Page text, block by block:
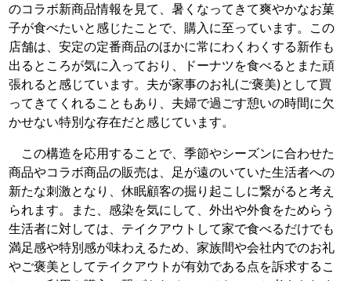
のコラボ新商品情報を見て、暑くなってきて爽やかなお菓
子が食べたいと感じたことで、購入に至っています。この
店舗は、安定の定番商品のほかに常にわくわくする新作も
出るところが気に入っており、ドーナツを食べるとまた頑
張れると感じています。夫が家事のお礼(ご褒美)として買
ってきてくれることもあり、夫婦で過ごす憩いの時間に欠
かせない特別な存在だと感じています。
この構造を応用することで、季節やシーズンに合わせた
商品やコラボ商品の販売は、足が遠のいていた生活者への
新たな刺激となり、休眠顧客の掘り起こしに繋がると考え
られます。また、感染を気にして、外出や外食をためらう
生活者に対しては、テイクアウトして家で食べるだけでも
満足感や特別感が味わえるため、家族間や会社内でのお礼
やご褒美としてテイクアウトが有効である点を訴求するこ